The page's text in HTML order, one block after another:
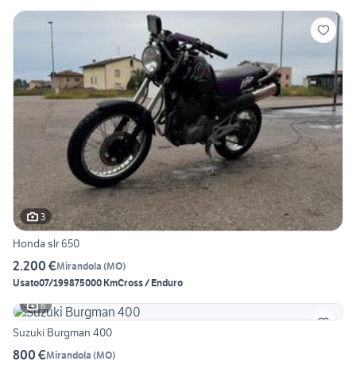
3
Honda slr 650
2.200 €Mirandola (MO)
Usato07/199875000 KmCross / Enduro
6
Suzuki Burgman 400
800 €Mirandola (MO)